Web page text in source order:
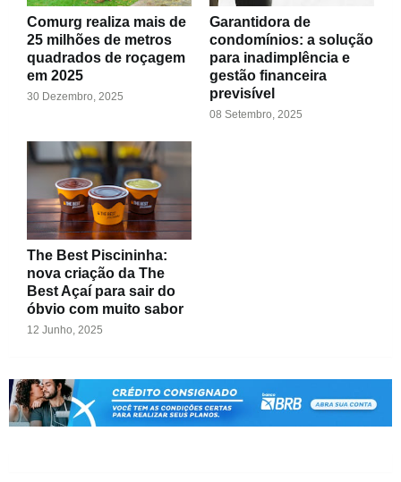
Comurg realiza mais de
25 milhões de metros
quadrados de roçagem
em 2025
30 Dezembro, 2025
Garantidora de
condomínios: a solução
para inadimplência e
gestão financeira
previsível
08 Setembro, 2025
The Best Piscininha:
nova criação da The
Best Açaí para sair do
óbvio com muito sabor
12 Junho, 2025